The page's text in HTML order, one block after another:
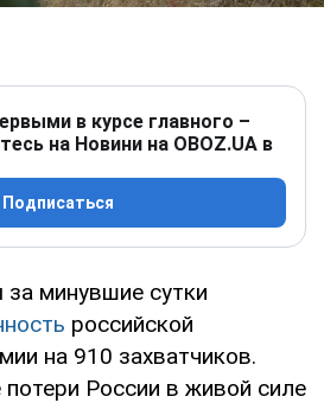
в курсе главного –
на Новини на OBOZ.UA в
Подписаться
минувшие сутки
российской
на 910 захватчиков.
России в живой силе